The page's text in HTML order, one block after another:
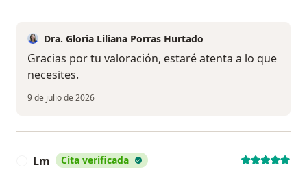
Dra. Gloria Liliana Porras Hurtado
Gracias por tu valoración, estaré atenta a lo que
necesites.
9 de julio de 2026
Lm Cita verificada